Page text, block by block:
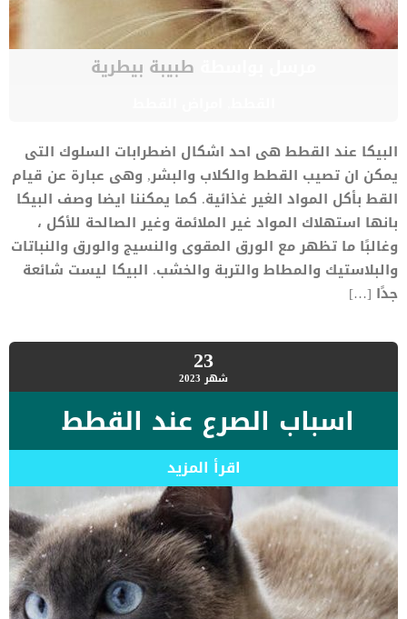
طبيبة بيطرية
البيكا عند القطط هى احد اشكال اضطرابات السلوك التى
يمكن ان تصيب القطط والكلاب والبشر, وهى عبارة عن قيام
القط بأكل المواد الغير غذائية. كما يمكننا ايضا وصف البيكا
بانها استهلاك المواد غير الملائمة وغير الصالحة للأكل ،
وغالبًا ما تظهر مع الورق المقوى والنسيج والورق والنباتات
والبلاستيك والمطاط والتربة والخشب. البيكا ليست شائعة
جدًا […]
23شهر 2023
اسباب الصرع عند القطط
اقرأ المزيد